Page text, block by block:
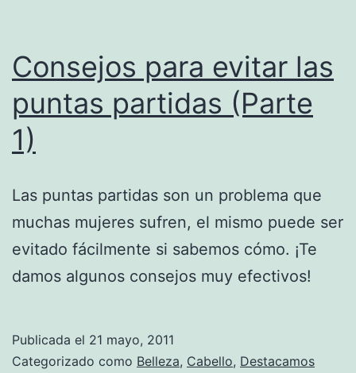
Consejos para evitar las
puntas partidas (Parte
1)
Las puntas partidas son un problema que
muchas mujeres sufren, el mismo puede ser
evitado fácilmente si sabemos cómo. ¡Te
damos algunos consejos muy efectivos!
Publicada el 21 mayo, 2011
Categorizado como Belleza, Cabello, Destacamos